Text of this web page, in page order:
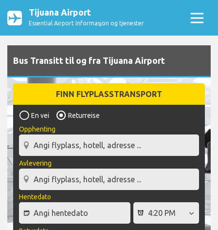
Tijuana Airport
Essential Airport Informasjon og tjenester
Bus Transitt til og fra Tijuana Airport
FINN FLYPLASSTRANSPORT
En vei
Returreise
Opphenting
Avlevering
Hentedato